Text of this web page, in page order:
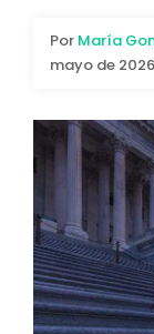
Por María
mayo de 2026